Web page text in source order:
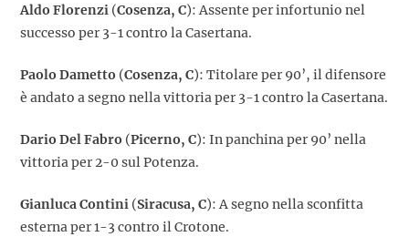
Aldo Florenzi (Cosenza, C): Assente per infortunio nel
successo per 3-1 contro la Casertana.
Paolo Dametto (Cosenza, C): Titolare per 90’, il difensore
è andato a segno nella vittoria per 3-1 contro la Casertana.
Dario Del Fabro (Picerno, C): In panchina per 90’ nella
vittoria per 2-0 sul Potenza.
Gianluca Contini (Siracusa, C): A segno nella sconfitta
esterna per 1-3 contro il Crotone.